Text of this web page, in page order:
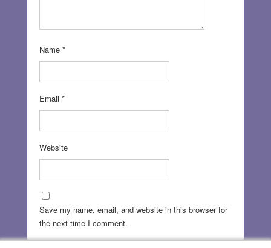
Name *
Email *
Website
Save my name, email, and website in this browser for
the next time I comment.